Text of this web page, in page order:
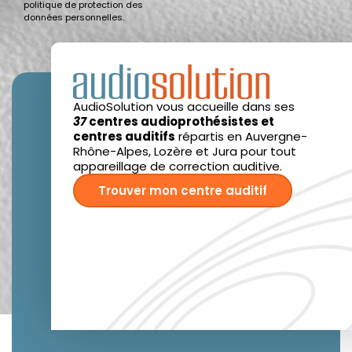
politique de protection des
données personnelles.
AudioSolution vous accueille dans ses
37centres audioprothésistes et
centres auditifs répartis en Auvergne-
Rhône-Alpes, Lozère et Jura pour tout
appareillage de correction auditive.
Trouver mon centre auditif